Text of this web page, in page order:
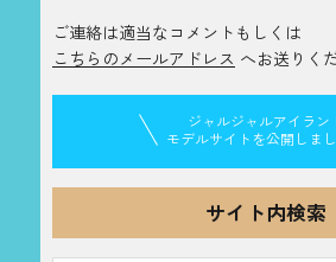
ご連絡は適当なコメントもしくは
こちらのメールアドレス へお送りく
ジャルジャルアイラン
モデルサイトを公開しまし
サイト内検索